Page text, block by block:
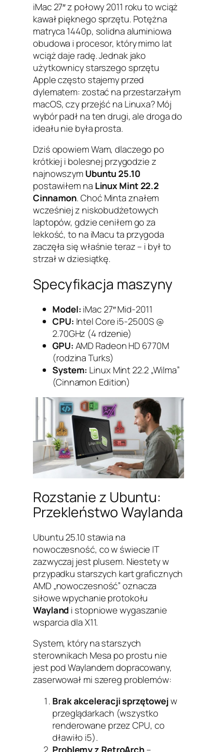
iMac 27″ z połowy 2011 roku to wciąż
kawał pięknego sprzętu. Potężna
matryca 1440p, solidna aluminiowa
obudowa i procesor, który mimo lat
wciąż daje radę. Jednak jako
użytkownicy starszego sprzętu
Apple często stajemy przed
dylematem: zostać na przestarzałym
macOS, czy przejść na Linuxa? Mój
wybór padł na ten drugi, ale droga do
ideału nie była prosta.
Dziś opowiem Wam, dlaczego po
krótkiej i bolesnej przygodzie z
najnowszymUbuntu 25.10
postawiłem na Linux Mint 22.2
Cinnamon. Choć Minta znałem
wcześniej z niskobudżetowych
laptopów, gdzie ceniłem go za
lekkość, to na iMacu ta przygoda
zaczęła się właśnie teraz – i był to
strzał w dziesiątkę.
Specyfikacja maszyny
Model:iMac 27″ Mid-2011
CPU: Intel Core i5-2500S @
2.70GHz (4 rdzenie)
GPU:AMD Radeon HD 6770M
(rodzina Turks)
System: Linux Mint 22.2 „Wilma”
(Cinnamon Edition)
Rozstanie z Ubuntu:
Przekleństwo Waylanda
Ubuntu 25.10 stawia na
nowoczesność, co w świecie IT
zazwyczaj jest plusem. Niestety w
przypadku starszych kart graficznych
AMD „nowoczesność” oznacza
siłowe wpychanie protokołu
Wayland i stopniowe wygaszanie
wsparcia dla X11.
System, który na starszych
sterownikach Mesa po prostu nie
jest pod Waylandem dopracowany,
zaserwował mi szereg problemów:
Brak akceleracji sprzętowejw
przeglądarkach (wszystko
renderowane przez CPU, co
dławiło i5).
Problemy z RetroArch–